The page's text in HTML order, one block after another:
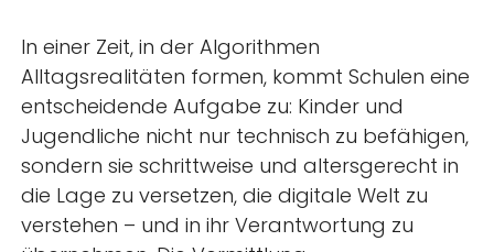
In einer Zeit, in der Algorithmen
Alltagsrealitäten formen, kommt Schulen eine
entscheidende Aufgabe zu: Kinder und
Jugendliche nicht nur technisch zu befähigen,
sondern sie schrittweise und altersgerecht in
die Lage zu versetzen, die digitale Welt zu
verstehen – und in ihr Verantwortung zu